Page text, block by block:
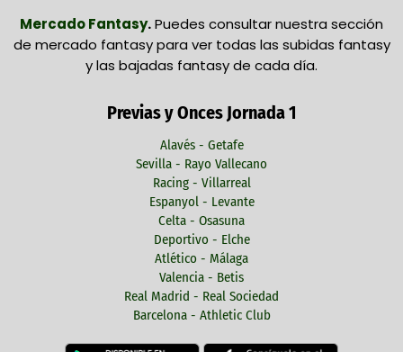
Mercado Fantasy.Puedes consultar nuestra sección
de mercado fantasy para ver todas las subidas fantasy
y las bajadas fantasy de cada día.
Previas y Onces Jornada 1
Alavés - Getafe
Sevilla - Rayo Vallecano
Racing - Villarreal
Espanyol - Levante
Celta - Osasuna
Deportivo - Elche
Atlético - Málaga
Valencia - Betis
Real Madrid - Real Sociedad
Barcelona - Athletic Club